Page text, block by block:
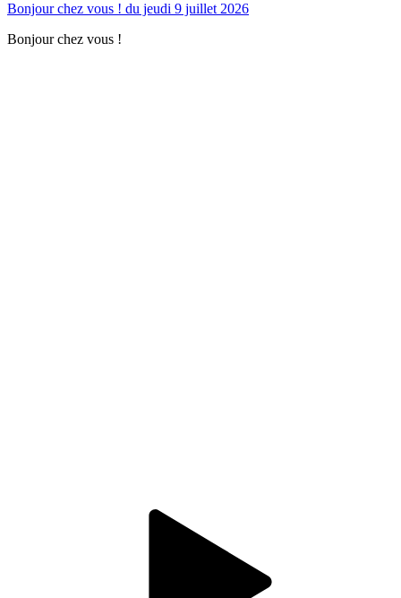
Bonjour chez vous ! du jeudi 9 juillet 2026
Bonjour chez vous !